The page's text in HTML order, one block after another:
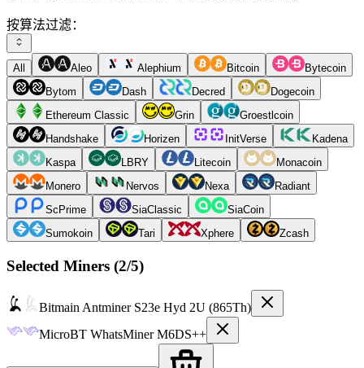
按算法过滤：
All Aleo Alephium Bitcoin
Bytecoin
Bytom
Dash Decred
Dogecoin
Ethereum Classic
Grin
Groestlcoin
Handshake
Horizen InitVerse
Kadena
Kaspa
LBRY Litecoin
Monacoin
Monero
Nervos Nexa
Radiant
ScPrime
SiaClassic
SiaCoin
Sumokoin
Tari Xphere Zcash
Selected Miners (2/5)
Bitmain Antminer S23e Hyd 2U (865Th)
MicroBT WhatsMiner M6DS++